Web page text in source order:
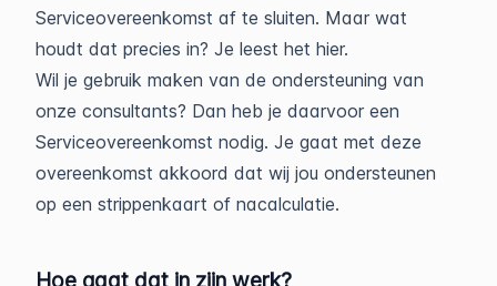
Serviceovereenkomst af te sluiten. Maar wat
houdt dat precies in? Je leest het hier.
Wil je gebruik maken van de ondersteuning van
onze consultants? Dan heb je daarvoor een
Serviceovereenkomst nodig. Je gaat met deze
overeenkomst akkoord dat wij jou ondersteunen
op een strippenkaart of nacalculatie.
Hoe gaat dat in zijn werk?